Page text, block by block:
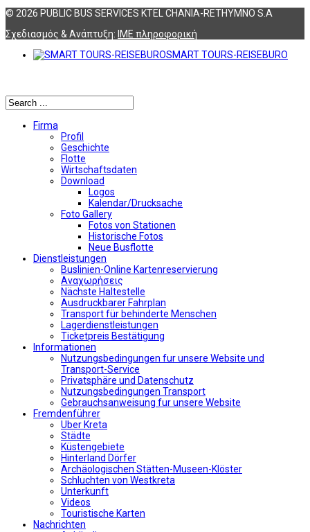
© 2026 PUBLIC BUS SERVICES KTEL CHANIA-RETHYMNO S.A
Σχεδιασμός & Ανάπτυξη: ΙΜΕ πληροφορική
SMART TOURS-REISEBURO
Firma
Profil
Geschichte
Flotte
Wirtschaftsdaten
Download
Logos
Kalendar/Drucksache
Foto Gallery
Fotos von Stationen
Historische Fotos
Neue Busflotte
Dienstleistungen
Buslinien-Online Kartenreservierung
Αναχωρήσεις
Nächste Haltestelle
Αusdruckbarer Fahrplan
Transport für behinderte Menschen
Lagerdienstleistungen
Ticketpreis Bestätigung
Informationen
Nutzungsbedingungen fur unsere Website und
Transport-Service
Privatsphäre und Datenschutz
Nutzungsbedingungen Transport
Gebrauchsanweisung fur unsere Website
Fremdenführer
Uber Kreta
Städte
Küstengebiete
Hinterland Dörfer
Archäologischen Stätten-Museen-Klöster
Schluchten von Westkreta
Unterkunft
Videos
Touristische Karten
Nachrichten